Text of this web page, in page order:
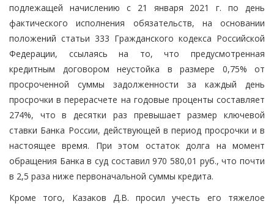
подлежащей начислению с 21 января 2021 г. по день
фактического исполнения обязательств, на основании
положений статьи 333 Гражданского кодекса Российской
Федерации, ссылаясь на то, что предусмотренная
кредитным договором неустойка в размере 0,75% от
просроченной суммы задолженности за каждый день
просрочки в перерасчете на годовые проценты составляет
274%, что в десятки раз превышает размер ключевой
ставки Банка России, действующей в период просрочки и в
настоящее время. При этом остаток долга на момент
обращения Банка в суд составил 970 580,01 руб., что почти
в 2,5 раза ниже первоначальной суммы кредита.
Кроме того, Казаков Д.В. просил учесть его тяжелое